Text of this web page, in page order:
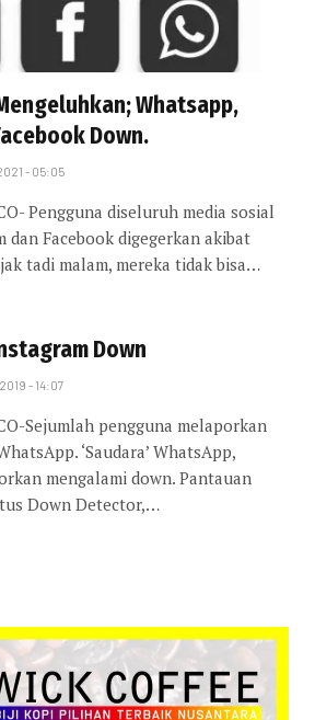
Whatsapp,
Down.
- 05:05
Pengguna diseluruh media sosial
dan Facebook digegerkan akibat
tadi malam, mereka tidak bisa…
Down
- 14:07
Sejumlah pengguna melaporkan
‘Saudara’ WhatsApp,
mengalami down. Pantauan
Down Detector,…